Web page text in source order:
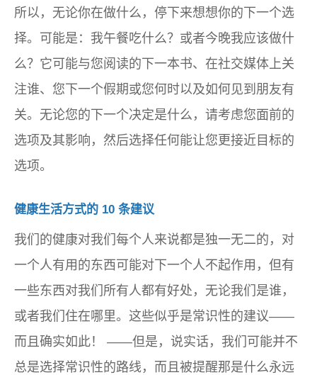
所以，无论你在做什么，停下来想想你的下一个选
择。可能是：我午餐吃什么？或者今晚我应该做什
么？它可能与您阅读的下一本书、在社交媒体上关
注谁、您下一个假期或您何时以及如何见到朋友有
关。无论您的下一个决定是什么，请考虑您面前的
选项及其影响，然后选择任何能让您更接近目标的
选项。
健康生活方式的 10 条建议
我们的健康对我们每个人来说都是独一无二的，对
一个人有用的东西可能对下一个人不起作用，但有
一些东西对我们所有人都有好处，无论我们是谁，
或者我们住在哪里。这些似乎是常识性的建议——
而且确实如此！ ——但是，说实话，我们可能并不
总是选择常识性的路线，而且被提醒那是什么永远